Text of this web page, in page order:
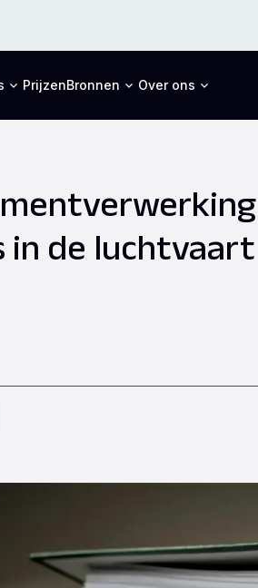
PrijzenBronnen Over ons
in de luchtvaart